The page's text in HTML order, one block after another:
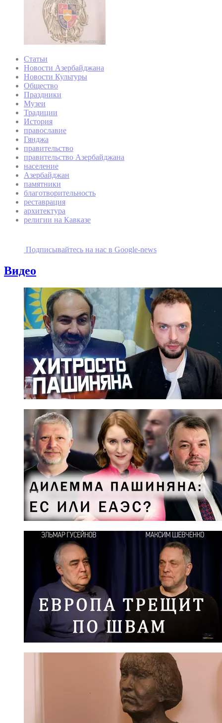
Статьи
Новости Азербайджана
Новости Культуры
Общество
Праздники
Музеи
Традиции
История
православие
Гянджа
правительство
правительство Азербайджана
население
Азербайджан
памятники
благотворительность
реставрация
архитектура
религии на Кавказе
Подписывайтесь на наc в Google-news
Видео